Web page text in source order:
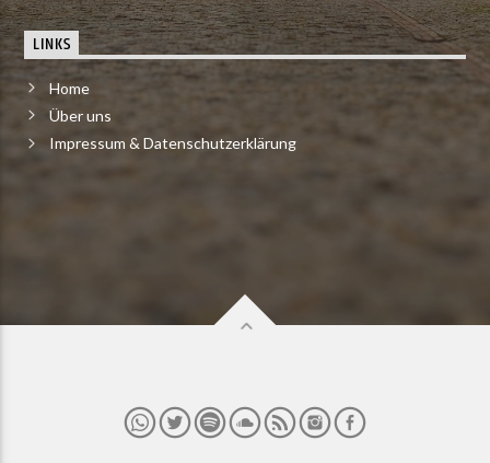
LINKS
Home
Über uns
Impressum & Datenschutzerklärung